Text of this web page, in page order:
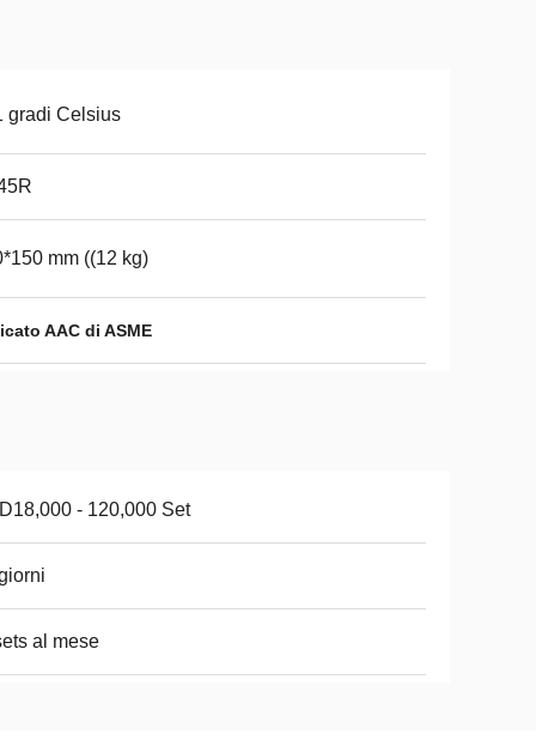
gradi Celsius
mm ((12 kg)
AAC di ASME
- 120,000 Set
al mese